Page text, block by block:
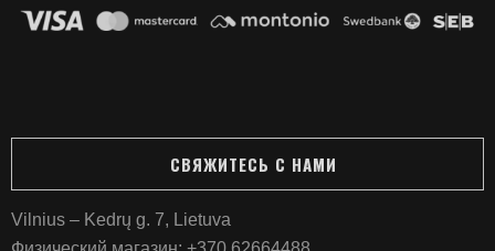
СВЯЖИТЕСЬ С НАМИ
Vilnius – Kedrų g. 7, Lietuva